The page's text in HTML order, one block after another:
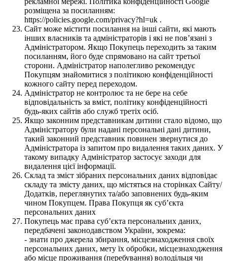
розміщена за посиланням:
https://policies.google.com/privacy?hl=uk .
Сайт може містити посилання на інші сайти, які мають
інших власників та адміністраторів і які не пов’язані з
Адміністратором. Якщо Покупець переходить за таким
посиланням, його буде спрямовано на сайт третьої
сторони. Адміністратор наполегливо рекомендує
Покупцям знайомитися з політикою конфіденційності
кожного сайту перед переходом.
Адміністратор не контролює та не бере на себе
відповідальність за вміст, політику конфіденційності
будь-яких сайтів або служб третіх осіб.
Якщо законним представникам дитини стало відомо, що
Адміністратору були надані персональні дані дитини,
такий законний представник повинен звернутися до
Адміністратора із запитом про видалення таких даних. У
такому випадку Адміністратор застосує заходи для
видалення цієї інформації.
Склад та зміст зібраних персональних даних відповідає
складу та змісту даних, що містяться на сторінках Сайту/
Додатків, переглянутих та/або заповнених будь-яким
чином Покупцем. Права Покупця як суб’єкта
персональних даних
Покупець має права суб’єкта персональних даних,
передбачені законодавством України, зокрема:
- знати про джерела збирання, місцезнаходження своїх
персональних даних, мету їх обробки, місцезнаходження
або місце проживання (перебування) володільця чи